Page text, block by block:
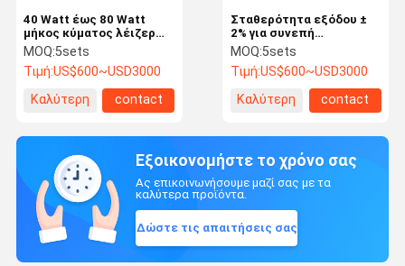
40 Watt έως 80 Watt
μήκος κύματος λέιζερ
455nm Επιτάχυνση
επαναλήψεως 1-50kHz
για γρήγορη και ακριβή
MOQ:5sets
Τιμή:US$600~USD3000
Καλύτερη
contact
Σταθερότητα εξόδου ±
2% για συνεπή
φωτιστικά
αποτελέσματα σε
ακραίες θερμοκρασίες
MOQ:5sets
Τιμή:US$600~USD3000
Καλύτερη
contact
Εξοικονομήστε το χρόνο σας
Ας επικοινωνήσουμε μαζί σας με τα
καλύτερα προϊόντα.
Δώστε τις απαιτήσεις σας